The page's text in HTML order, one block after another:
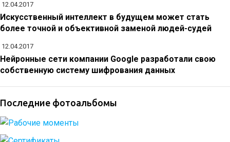
12.04.2017
Искусственный интеллект в будущем может стать
более точной и объективной заменой людей-судей
12.04.2017
Нейронные сети компании Google разработали свою
собственную систему шифрования данных
Последние фотоальбомы